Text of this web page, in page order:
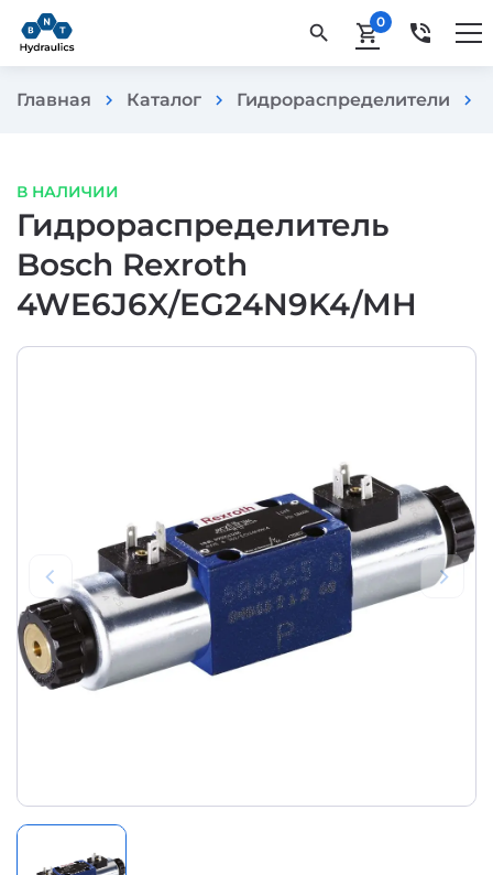
search shopping_cart0 phone_in_talk
Главная chevron_right Каталог chevron_right Гидрораспределители chevron_right
В НАЛИЧИИ
Гидрораспределитель
Bosch Rexroth
4WE6J6X/EG24N9K4/MH